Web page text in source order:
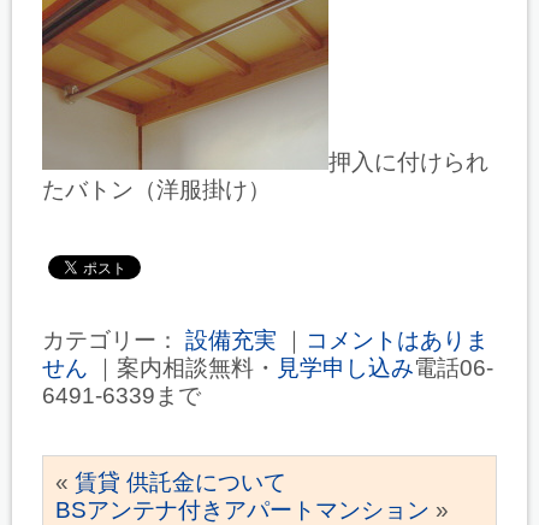
押入に付けられ
たバトン（洋服掛け）
カテゴリー： 設備充実 ｜ コメントはありま
せん ｜案内相談無料・ 見学申し込み電話06-
6491-6339まで
« 賃貸 供託金について
BSアンテナ付きアパートマンション »